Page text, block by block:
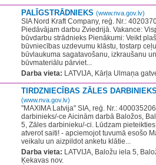
PALĪGSTRĀDNIEKS (www.nva.gov.lv)
SIA Nord Kraft Company, reģ. Nr.:
Piedāvājam darbu Zviedrijā. Vakance:
būvdarbu strādnieks Pienākumi: Veikt
būvniecības uzdevumu klāstu, tostarp
būvlaukuma sagatavošanu, izkraušanu un
būvmateriālu pārviet...
Darba vieta: LATVIJA, Kārļa Ulmaņa
TIRDZNIECĪBAS ZĀLES DARBINIEKS
(www.nva.gov.lv)
​"MAXIMA Latvija" SIA, reģ. Nr.:
darbinieks/-ce Aicinām darbā Baložos,
5, Zāles darbinieku/-ci. Lūdzam
atverot saiti! - apciemojot tuvumā esošo
veikalu un aizpildot anketu klātie...
Darba vieta: LATVIJA, Baložu iela 5,
Ķekavas nov.